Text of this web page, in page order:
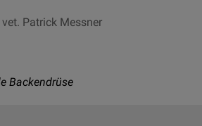
Patrick Messner
Backendrüse